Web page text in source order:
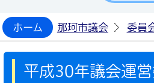
ホーム 那珂市議会 委員
平成30年議会運